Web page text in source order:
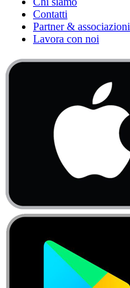
Contatti
Partner & associazioni
Lavora con noi